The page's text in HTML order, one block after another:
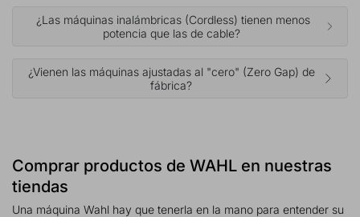
¿Las máquinas inalámbricas (Cordless) tienen menos
potencia que las de cable?
¿Vienen las máquinas ajustadas al "cero" (Zero Gap) de
fábrica?
Comprar productos de WAHL en nuestras
tiendas
Una máquina Wahl hay que tenerla en la mano para entender su